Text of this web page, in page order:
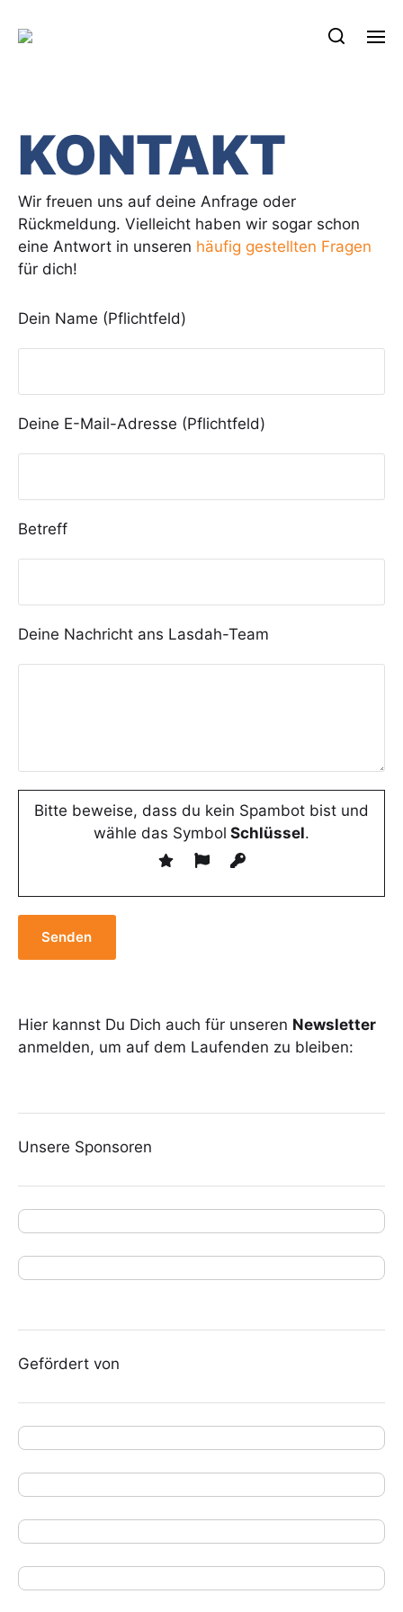
KONTAKT
Wir freuen uns auf deine Anfrage oder
Rückmeldung. Vielleicht haben wir sogar schon
eine Antwort in unseren häufig gestellten Fragen
für dich!
Dein Name (Pflichtfeld)
Deine E-Mail-Adresse (Pflichtfeld)
Betreff
Deine Nachricht ans Lasdah-Team
Bitte beweise, dass du kein Spambot bist und
wähle das Symbol Schlüssel.
Hier kannst Du Dich auch für unseren Newsletter
anmelden, um auf dem Laufenden zu bleiben:
Unsere Sponsoren
Gefördert von